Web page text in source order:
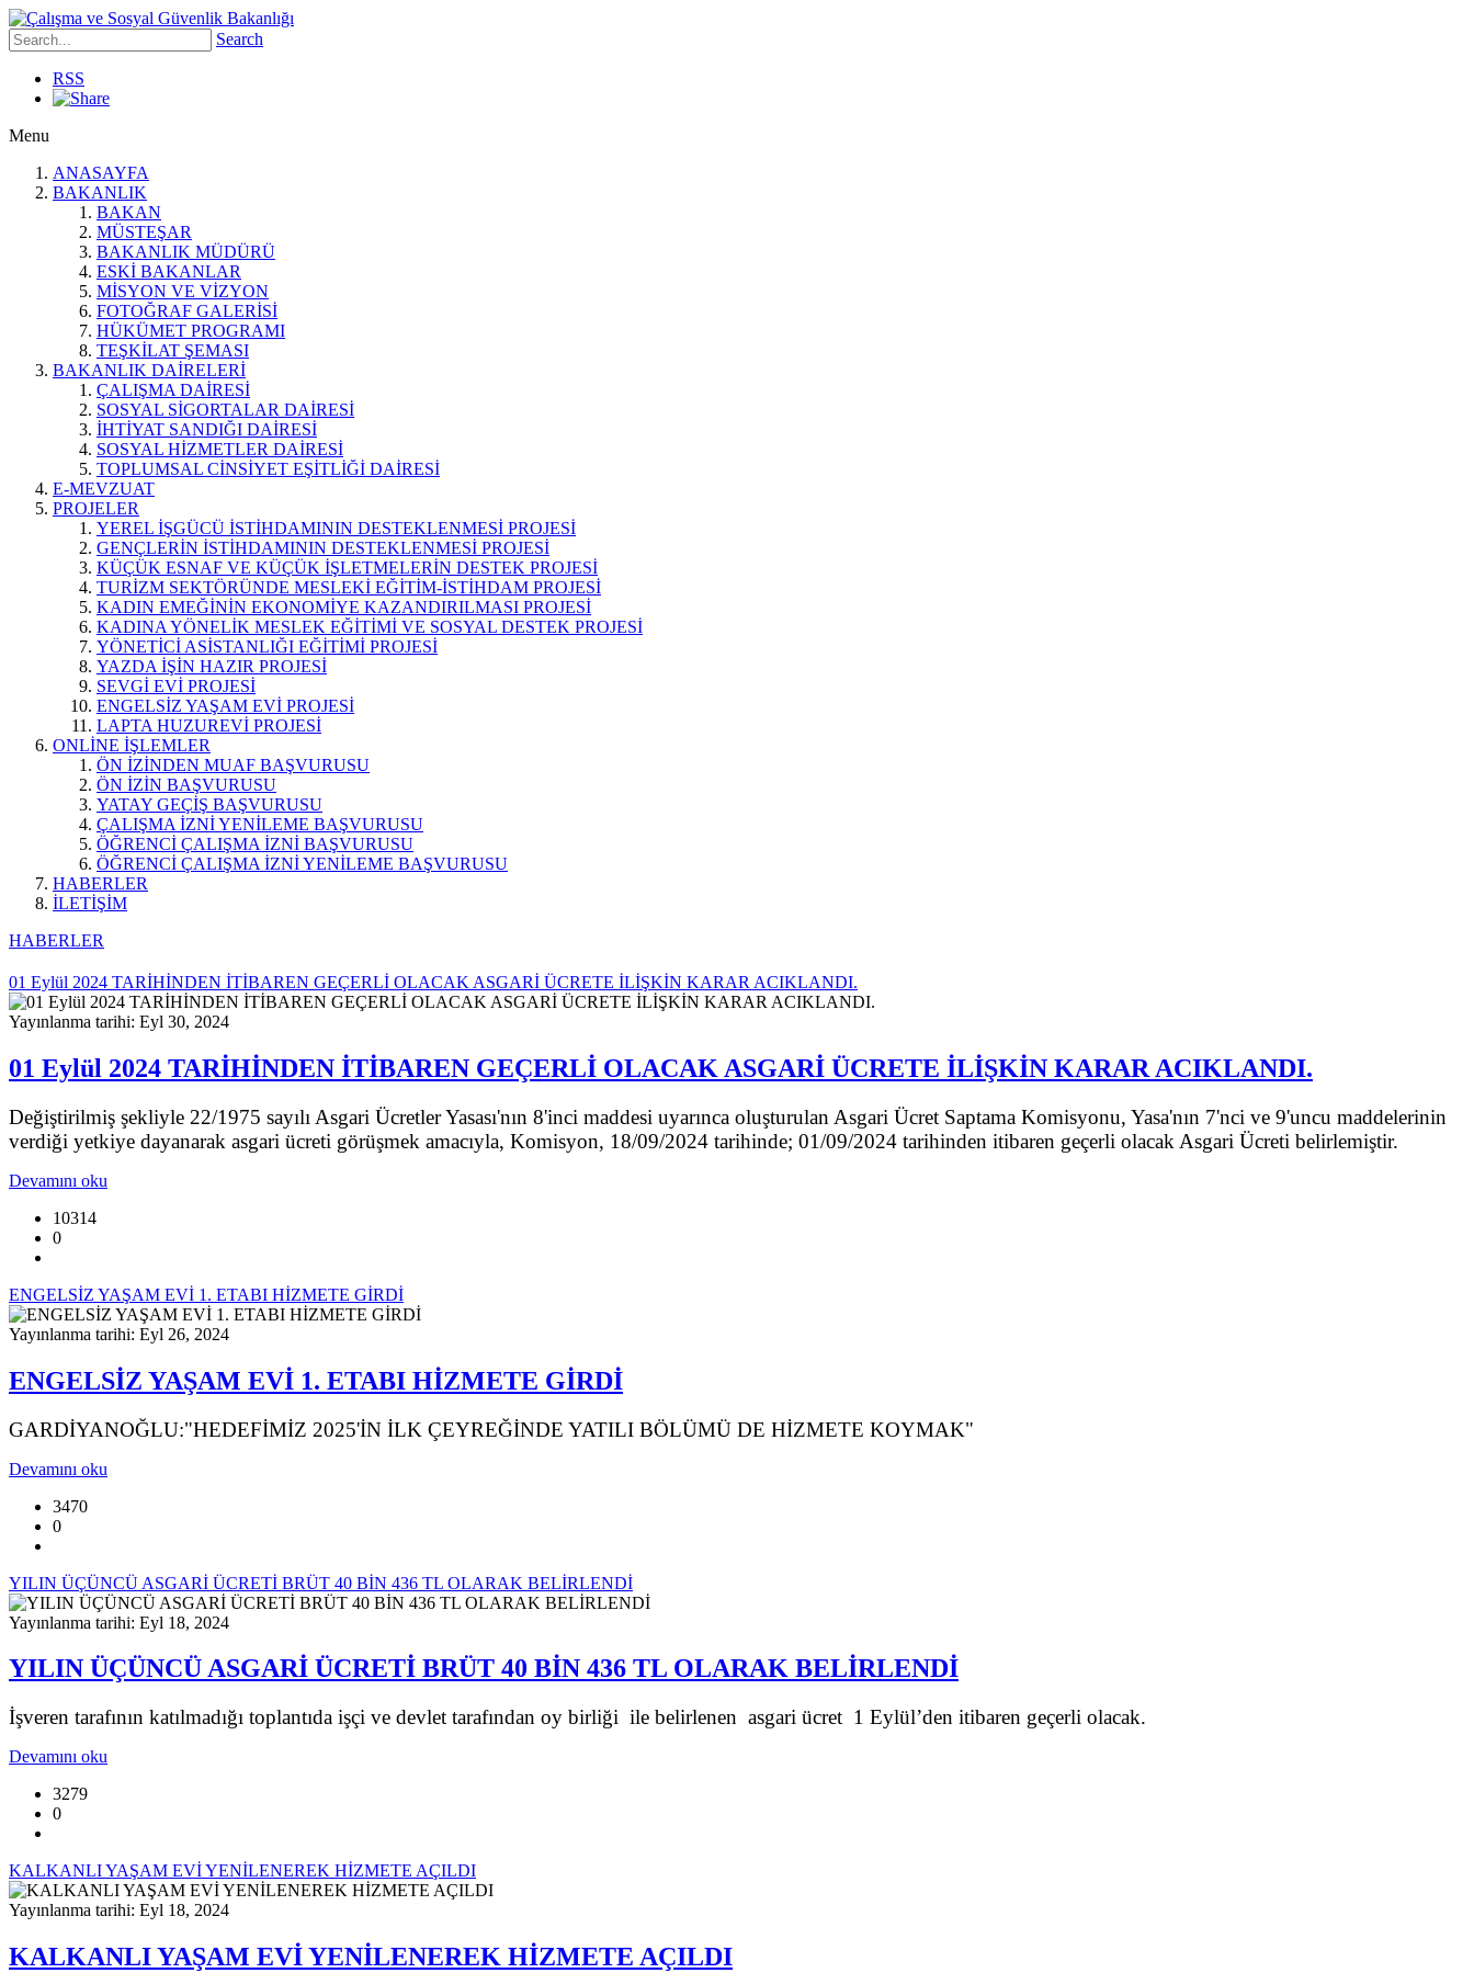
Search
RSS
Menu
ANASAYFA
BAKANLIK
BAKAN
MÜSTEŞAR
BAKANLIK MÜDÜRÜ
ESKİ BAKANLAR
MİSYON VE VİZYON
FOTOĞRAF GALERİSİ
HÜKÜMET PROGRAMI
TEŞKİLAT ŞEMASI
BAKANLIK DAİRELERİ
ÇALIŞMA DAİRESİ
SOSYAL SİGORTALAR DAİRESİ
İHTİYAT SANDIĞI DAİRESİ
SOSYAL HİZMETLER DAİRESİ
TOPLUMSAL CİNSİYET EŞİTLİĞİ DAİRESİ
E-MEVZUAT
PROJELER
YEREL İŞGÜCÜ İSTİHDAMININ DESTEKLENMESİ PROJESİ
GENÇLERİN İSTİHDAMININ DESTEKLENMESİ PROJESİ
KÜÇÜK ESNAF VE KÜÇÜK İŞLETMELERİN DESTEK PROJESİ
TURİZM SEKTÖRÜNDE MESLEKİ EĞİTİM-İSTİHDAM PROJESİ
KADIN EMEĞİNİN EKONOMİYE KAZANDIRILMASI PROJESİ
KADINA YÖNELİK MESLEK EĞİTİMİ VE SOSYAL DESTEK PROJESİ
YÖNETİCİ ASİSTANLIĞI EĞİTİMİ PROJESİ
YAZDA İŞİN HAZIR PROJESİ
SEVGİ EVİ PROJESİ
ENGELSİZ YAŞAM EVİ PROJESİ
LAPTA HUZUREVİ PROJESİ
ONLİNE İŞLEMLER
ÖN İZİNDEN MUAF BAŞVURUSU
ÖN İZİN BAŞVURUSU
YATAY GEÇİŞ BAŞVURUSU
ÇALIŞMA İZNİ YENİLEME BAŞVURUSU
ÖĞRENCİ ÇALIŞMA İZNİ BAŞVURUSU
ÖĞRENCİ ÇALIŞMA İZNİ YENİLEME BAŞVURUSU
HABERLER
İLETİŞİM
HABERLER
01 Eylül 2024 TARİHİNDEN İTİBAREN GEÇERLİ OLACAK ASGARİ ÜCRETE İLİŞKİN KARAR ACIKLANDI.
Yayınlanma tarihi: Eyl 30, 2024
01 Eylül 2024 TARİHİNDEN İTİBAREN GEÇERLİ OLACAK ASGARİ ÜCRETE İLİŞKİN KARAR ACIKLANDI.
Değiştirilmiş şekliyle 22/1975 sayılı Asgari Ücretler Yasası'nın 8'inci maddesi uyarınca oluşturulan Asgari Ücret Saptama Komisyonu, Yasa'nın 7'nci ve 9'uncu maddelerinin
verdiği yetkiye dayanarak asgari ücreti görüşmek amacıyla, Komisyon, 18/09/2024 tarihinde; 01/09/2024 tarihinden itibaren geçerli olacak Asgari Ücreti belirlemiştir.
Devamını oku
10314
0
ENGELSİZ YAŞAM EVİ 1. ETABI HİZMETE GİRDİ
Yayınlanma tarihi: Eyl 26, 2024
ENGELSİZ YAŞAM EVİ 1. ETABI HİZMETE GİRDİ
GARDİYANOĞLU:"HEDEFİMİZ 2025'İN İLK ÇEYREĞİNDE YATILI BÖLÜMÜ DE HİZMETE KOYMAK"
Devamını oku
3470
0
YILIN ÜÇÜNCÜ ASGARİ ÜCRETİ BRÜT 40 BİN 436 TL OLARAK BELİRLENDİ
Yayınlanma tarihi: Eyl 18, 2024
YILIN ÜÇÜNCÜ ASGARİ ÜCRETİ BRÜT 40 BİN 436 TL OLARAK BELİRLENDİ
İşveren tarafının katılmadığı toplantıda işçi ve devlet tarafından oy birliği ile belirlenen asgari ücret 1 Eylül’den itibaren geçerli olacak.
Devamını oku
3279
0
KALKANLI YAŞAM EVİ YENİLENEREK HİZMETE AÇILDI
Yayınlanma tarihi: Eyl 18, 2024
KALKANLI YAŞAM EVİ YENİLENEREK HİZMETE AÇILDI